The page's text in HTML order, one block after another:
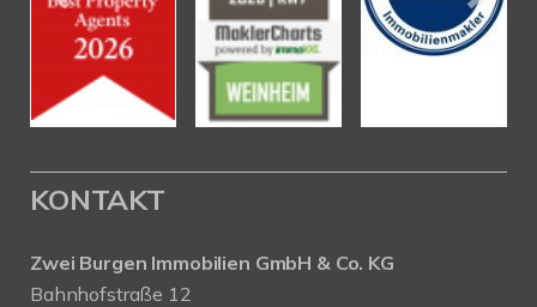
KONTAKT
Zwei Burgen Immobilien GmbH & Co. KG
Bahnhofstraße 12